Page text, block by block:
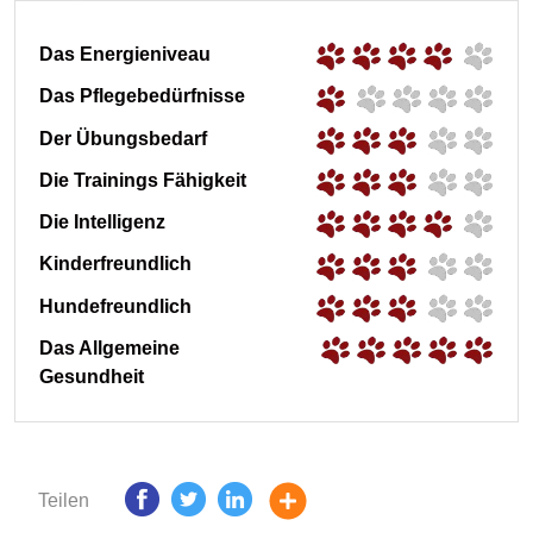
Das Energieniveau
Das Pflegebedürfnisse
Der Übungsbedarf
Die Trainings Fähigkeit
Die Intelligenz
Kinderfreundlich
Hundefreundlich
Das Allgemeine
Gesundheit
Teilen